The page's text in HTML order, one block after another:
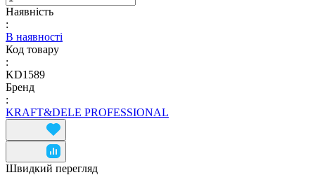
Наявність
:
В наявності
Код товару
:
KD1589
Бренд
:
KRAFT&DELE PROFESSIONAL
Швидкий перегляд